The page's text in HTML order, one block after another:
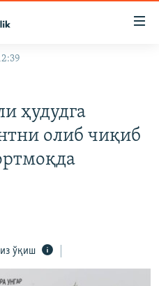
ҳудудга
олиб чиқиб
ўқиш